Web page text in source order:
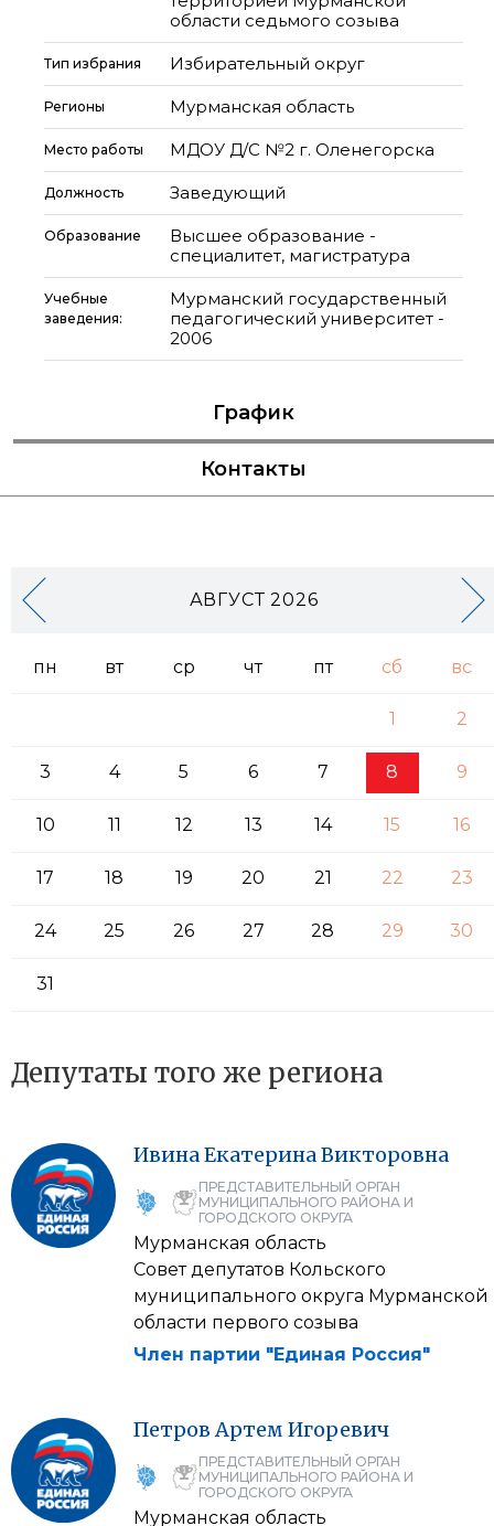
области седьмого созыва
Тип избрания Избирательный округ
Регионы Мурманская область
Место работы МДОУ Д/С №2 г. Оленегорска
Должность Заведующий
Образование
Высшее образование -
специалитет, магистратура
Учебные
заведения:
Мурманский государственный
педагогический университет -
2006
График
Контакты
АВГУСТ 2026
пн вт ср чт пт сб вс
1 2
3 4 5 6 7 8 9
10 11 12 13 14 15 16
17 18 19 20 21 22 23
24 25 26 27 28 29 30
31
Депутаты того же региона
ИвинаЕкатеринаВикторовна
ПРЕДСТАВИТЕЛЬНЫЙ ОРГАН
МУНИЦИПАЛЬНОГО РАЙОНА И
ГОРОДСКОГО ОКРУГА
Мурманская область
Совет депутатов Кольского
муниципального округа Мурманской
области первого созыва
Член партии "Единая Россия"
Петров Артем Игоревич
ПРЕДСТАВИТЕЛЬНЫЙ ОРГАН
МУНИЦИПАЛЬНОГО РАЙОНА И
ГОРОДСКОГО ОКРУГА
Мурманская область